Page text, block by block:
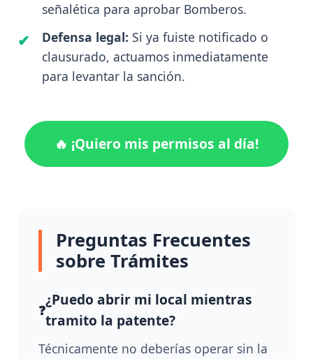
señalética para aprobar Bomberos.
Defensa legal: Si ya fuiste notificado o
clausurado, actuamos inmediatamente
para levantar la sanción.
🔥 ¡Quiero mis permisos al día!
Preguntas Frecuentes
sobre Trámites
¿Puedo abrir mi local mientras
tramito la patente?
Técnicamente no deberías operar sin la